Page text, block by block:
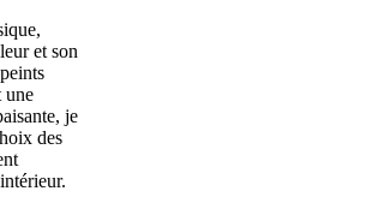
et son
une
je
des